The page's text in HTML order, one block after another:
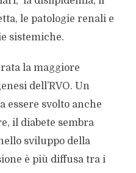
le patologie renali e
sistemiche.
la maggiore
dell’RVO. Un
essere svolto anche
il diabete sembra
sviluppo della
è più diffusa tra i